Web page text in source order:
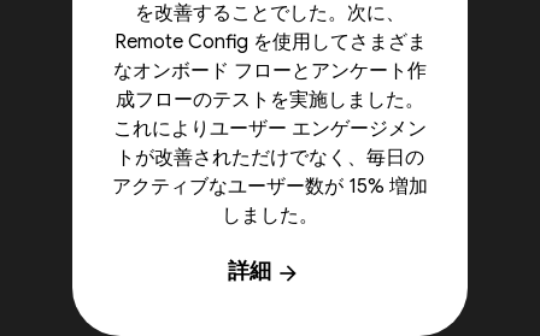
を改善することでした。次に、
Remote Config を使用してさまざま
なオンボード フローとアンケート作
成フローのテストを実施しました。
これによりユーザー エンゲージメン
トが改善されただけでなく、毎日の
アクティブなユーザー数が 15% 増加
しました。
詳細 arrow_forward